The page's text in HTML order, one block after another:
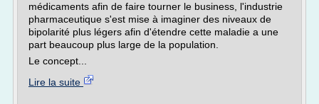
médicaments afin de faire tourner le business, l'industrie
pharmaceutique s'est mise à imaginer des niveaux de
bipolarité plus légers afin d'étendre cette maladie a une
part beaucoup plus large de la population.
Le concept...
Lire la suite